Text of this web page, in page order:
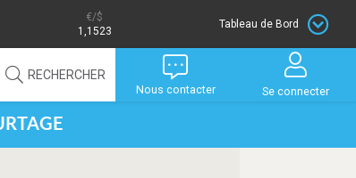
/$
1,1523
Tableau de Bord
RECHERCHER
Nous contacter Se connecter